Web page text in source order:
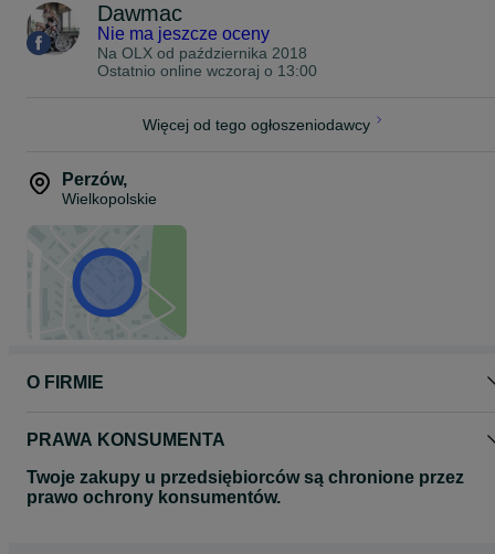
Felgi są kierunkowe (Lewa + Prawa)
Felgi na Magazynie !
Cena z ogłoszenia dotyczy kompletu 4 felg oraz zawiera VAT 23%.
Proszę o kontakt telefoniczny lub za pomocą formularza OLX
odnośnie wyboru oraz dostępności felg do Państwa samochodu.
Zapraszamy do zapoznania się z całą naszą ofertą felg na naszej
stronie www.dawmac.eu
Dawmac
Nie ma jeszcze oceny
Na OLX od października 2018
Ostatnio online wczoraj o 13:00
Więcej od tego ogłoszeniodawcy
Perzów,
Wielkopolskie
O FIRMIE
PRAWA KONSUMENTA
Twoje zakupy u przedsiębiorców są chronione przez
prawo ochrony konsumentów.